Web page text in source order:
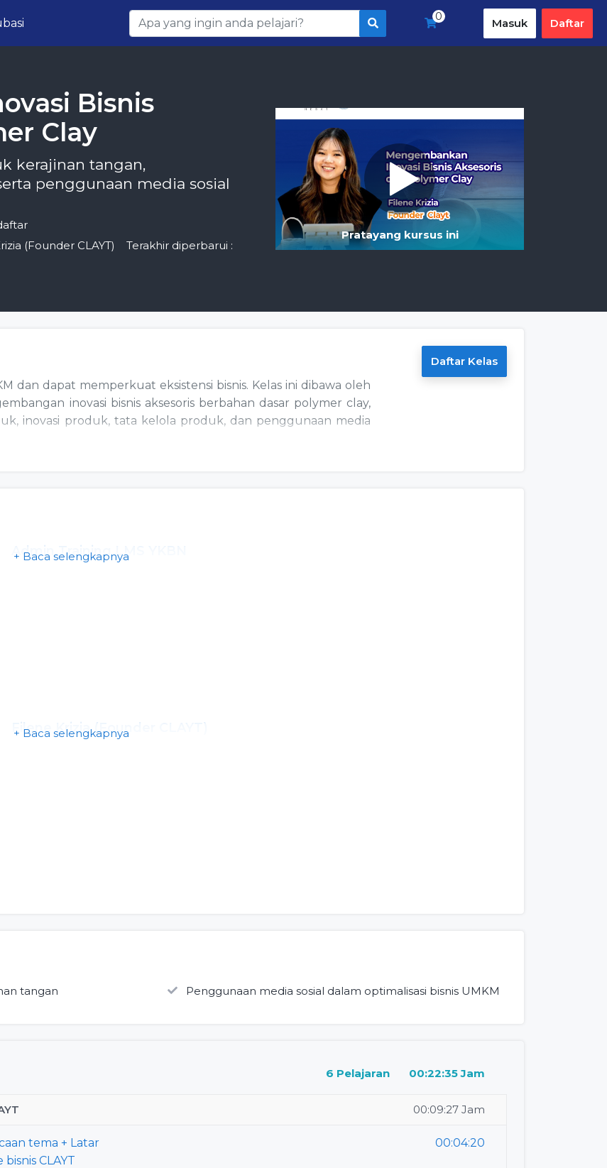
0
Masuk Daftar
Bisnis
Clay
kerajinan tangan,
penggunaan media sosial
(Founder CLAYT)
Terakhir diperbarui :
Pratayang kursus ini
dan dapat memperkuat eksistensi bisnis. Kelas ini dibawa oleh
inovasi bisnis aksesoris berbahan dasar polymer clay,
inovasi produk, tata kelola produk, dan penggunaan media
Daftar Kelas
+ Baca selengkapnya
Admin Training LMS YKBN
+ Baca selengkapnya
Filene Krizia (Founder CLAYT)
tangan Penggunaan media sosial dalam optimalisasi bisnis UMKM
6 Pelajaran 00:22:35 Jam
00:09:27 Jam
tema + Latar
CLAYT
00:04:20